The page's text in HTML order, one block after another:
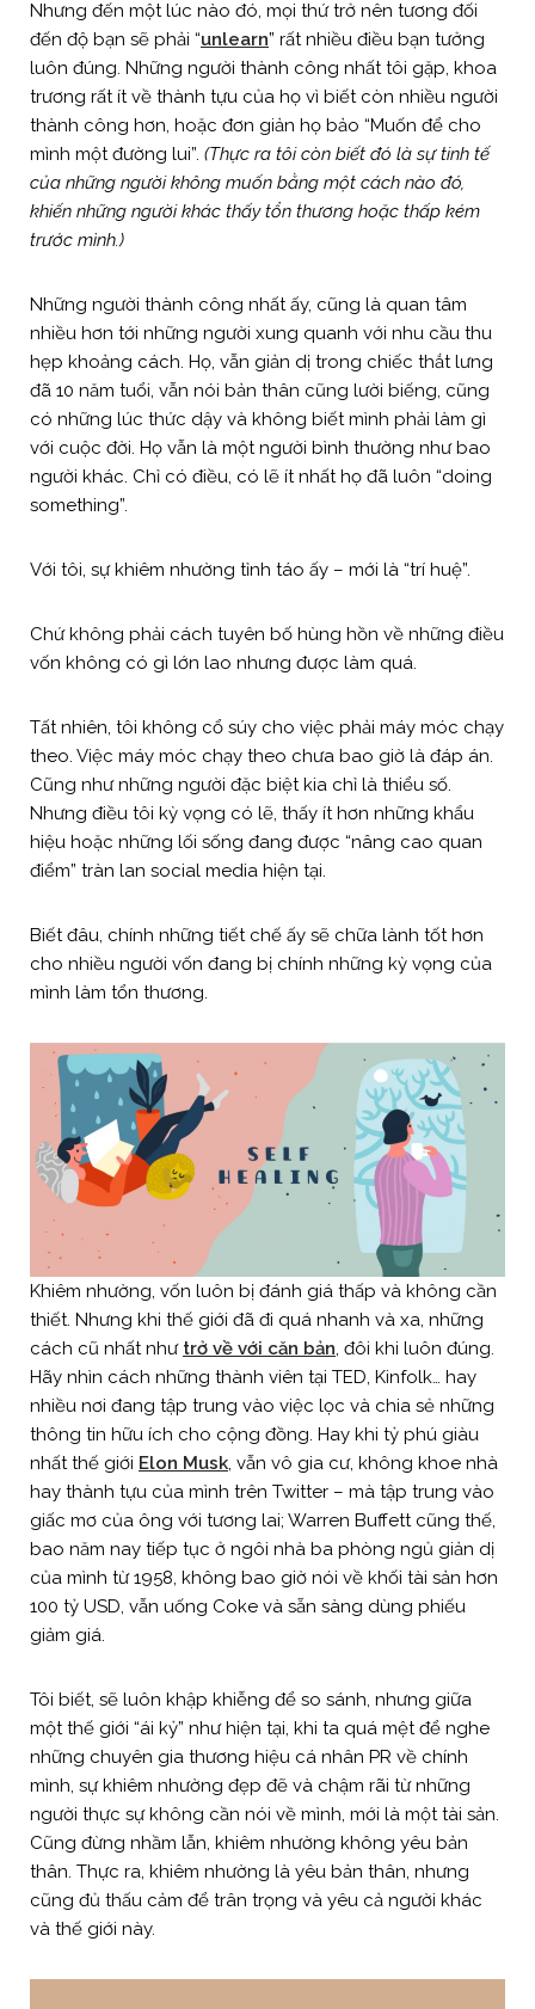
Nhưng đến một lúc nào đó, mọi thứ trở nên tương đối
đến độ bạn sẽ phải “unlearn” rất nhiều điều bạn tưởng
luôn đúng. Những người thành công nhất tôi gặp, khoa
trương rất ít về thành tựu của họ vì biết còn nhiều người
thành công hơn, hoặc đơn giản họ bảo “Muốn để cho
mình một đường lui”. (Thực ra tôi còn biết đó là sự tinh tế
của những người không muốn bằng một cách nào đó,
khiến những người khác thấy tổn thương hoặc thấp kém
trước mình.)
Những người thành công nhất ấy, cũng là quan tâm
nhiều hơn tới những người xung quanh với nhu cầu thu
hẹp khoảng cách. Họ, vẫn giản dị trong chiếc thắt lưng
đã 10 năm tuổi, vẫn nói bản thân cũng lười biếng, cũng
có những lúc thức dậy và không biết mình phải làm gì
với cuộc đời. Họ vẫn là một người bình thường như bao
người khác. Chỉ có điều, có lẽ ít nhất họ đã luôn “doing
something”.
Với tôi, sự khiêm nhường tỉnh táo ấy – mới là “trí huệ”.
Chứ không phải cách tuyên bố hùng hồn về những điều
vốn không có gì lớn lao nhưng được làm quá.
Tất nhiên, tôi không cổ súy cho việc phải máy móc chạy
theo. Việc máy móc chạy theo chưa bao giờ là đáp án.
Cũng như những người đặc biệt kia chỉ là thiểu số.
Nhưng điều tôi kỳ vọng có lẽ, thấy ít hơn những khẩu
hiệu hoặc những lối sống đang được “nâng cao quan
điểm” tràn lan social media hiện tại.
Biết đâu, chính những tiết chế ấy sẽ chữa lành tốt hơn
cho nhiều người vốn đang bị chính những kỳ vọng của
mình làm tổn thương.
Khiêm nhường, vốn luôn bị đánh giá thấp và không cần
thiết. Nhưng khi thế giới đã đi quá nhanh và xa, những
cách cũ nhất như trở về với căn bản, đôi khi luôn đúng.
Hãy nhìn cách những thành viên tại TED, Kinfolk… hay
nhiều nơi đang tập trung vào việc lọc và chia sẻ những
thông tin hữu ích cho cộng đồng. Hay khi tỷ phú giàu
nhất thế giới Elon Musk, vẫn vô gia cư, không khoe nhà
hay thành tựu của mình trên Twitter – mà tập trung vào
giấc mơ của ông với tương lai; Warren Buffett cũng thế,
bao năm nay tiếp tục ở ngôi nhà ba phòng ngủ giản dị
của mình từ 1958, không bao giờ nói về khối tài sản hơn
100 tỷ USD, vẫn uống Coke và sẵn sàng dùng phiếu
giảm giá.
Tôi biết, sẽ luôn khập khiễng để so sánh, nhưng giữa
một thế giới “ái kỷ” như hiện tại, khi ta quá mệt để nghe
những chuyên gia thương hiệu cá nhân PR về chính
mình, sự khiêm nhường đẹp đẽ và chậm rãi từ những
người thực sự không cần nói về mình, mới là một tài sản.
Cũng đừng nhầm lẫn, khiêm nhường không yêu bản
thân. Thực ra, khiêm nhường là yêu bản thân, nhưng
cũng đủ thấu cảm để trân trọng và yêu cả người khác
và thế giới này.